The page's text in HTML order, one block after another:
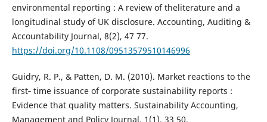
environmental reporting : A review of theliterature and a
longitudinal study of UK disclosure. Accounting, Auditing &
Accountability Journal, 8(2), 47 77.
https://doi.org/10.1108/09513579510146996
Guidry, R. P., & Patten, D. M. (2010). Market reactions to the
first‐ time issuance of corporate sustainability reports :
Evidence that quality matters. Sustainability Accounting,
Management and Policy Journal, 1(1), 33 50.